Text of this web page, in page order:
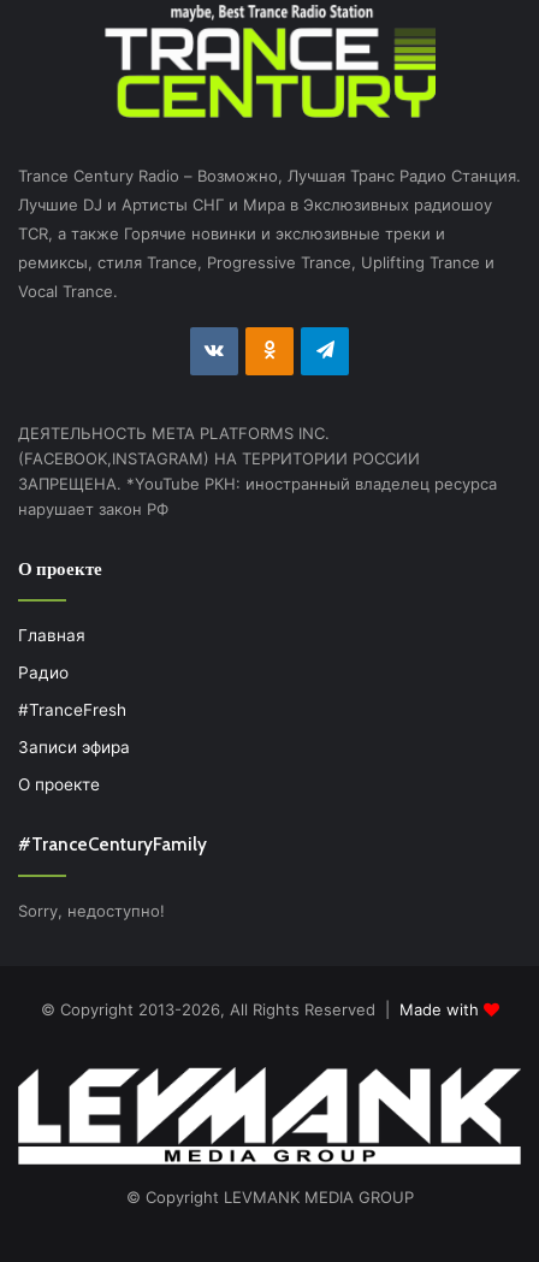
Trance Century Radio – Возможно, Лучшая Транс Радио Станция.
Лучшие DJ и Артисты СНГ и Мира в Экслюзивных радиошоу
TCR, а также Горячие новинки и экслюзивные треки и
ремиксы, стиля Trance, Progressive Trance, Uplifting Trance и
Vocal Trance.
vk.com Odnoklassniki
Telegram
ДЕЯТЕЛЬНОСТЬ МЕТА PLATFORMS INC.
(FACEBOOK,INSTAGRAM) НА ТЕРРИТОРИИ РОССИИ
ЗАПРЕЩЕНА. *YouTube РКН: иностранный владелец ресурса
нарушает закон РФ
О проекте
Главная
Радио
#TranceFresh
Записи эфира
О проекте
#TranceCenturyFamily
Sorry, недоступно!
© Copyright 2013-2026, All Rights Reserved | Made with
© Copyright LEVMANK MEDIA GROUP